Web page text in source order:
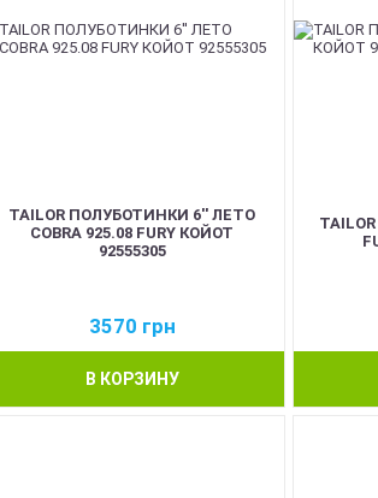
TAILOR ПОЛУБОТИНКИ 6'' ЛЕТО
COBRA 925.08 FURY КОЙОТ
92555305
3570 грн
В КОРЗИНУ